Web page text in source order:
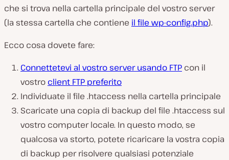
che si trova nella cartella principale del vostro server
(la stessa cartella che contiene il file wp-config.php).
Ecco cosa dovete fare:
Connettetevi al vostro server usando FTP con il
vostro client FTP preferito
Individuate il file .htaccess nella cartella principale
Scaricate una copia di backup del file .htaccess sul
vostro computer locale. In questo modo, se
qualcosa va storto, potete ricaricare la vostra copia
di backup per risolvere qualsiasi potenziale